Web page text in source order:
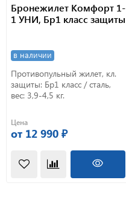
Бронежилет Комфорт 1-
1 УНИ, Бр1 класс защиты
в наличии
Противопульный жилет, кл.
защиты: Бр1 класс / сталь,
вес: 3,9-4,5 кг.
Цена
от 12 990 ₽